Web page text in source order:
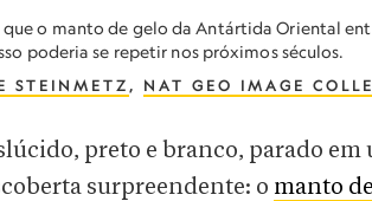
o manto de gelo da Antártida Oriental
poderia se repetir nos próximos séculos.
STEINMETZ , NAT GEO IMAGE
preto e branco, parado em
surpreendente: o manto